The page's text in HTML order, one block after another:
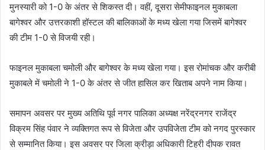
मुनस्यारी को 1-0 के अंतर से शिकस्त दी। वहीं, दूसरा सेमीफाइनल मुकाबला
बागेश्वर और उत्तरकाशी हॉस्टल की बालिकाओं के मध्य खेला गया जिसमें बागेश्वर
की टीम 1-0 से विजयी रही।
फाइनल मुकाबला चमोली और बागेश्वर के मध्य खेला गया। इस रोमांचक और करीबी
मुकाबले में चमोली ने 1-0 के अंतर से जीत हासिल कर खिताब अपने नाम किया।
समापन अवसर पर मुख्य अतिथि पूर्व नगर पालिका अध्यक्ष नरेंद्रनगर राजेंद्र
विक्रम सिंह पंवार ने व्यक्तिगत रूप से विजेता और उपविजेता टीम को नगद पुरस्कार
से सम्मानित किया। इस अवसर पर जिला क्रीड़ा अधिकारी टिहरी दीपक रावत